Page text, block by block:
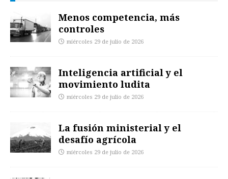
Menos competencia, más
controles
miércoles 29 de julio de 2026
Inteligencia artificial y el
movimiento ludita
miércoles 29 de julio de 2026
La fusión ministerial y el
desafío agrícola
miércoles 29 de julio de 2026